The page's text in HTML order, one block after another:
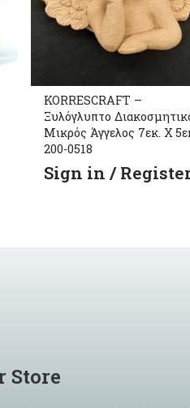
KORRESCRAFT –
Ξυλόγλυπτο
Μικρός Άγγελος 7εκ. Χ
200-0518
Sign in /
Store